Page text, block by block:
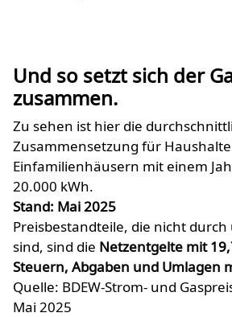
Und so setzt sich der
zusammen.
Zu sehen ist hier die
Zusammensetzung für
Einfamilienhäusern mit einem
20.000 kWh.
Stand: Mai 2025
Preisbestandteile, die nicht
sind, sind die Netzentgelte mit
Steuern, Abgaben und Umlagen
Quelle: BDEW-Strom- und
Mai 2025